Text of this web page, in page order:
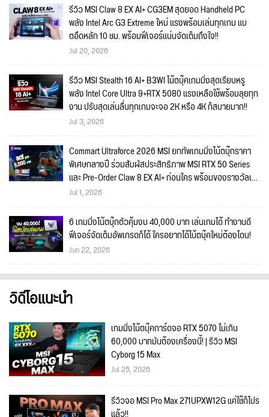
รีวิว MSI Claw 8 EX AI+ CG3EM สุดยอด Handheld PC
พลัง Intel Arc G3 Extreme ใหม่ แรงพร้อมเล่นทุกเกม แบ
ตอึดหลัก 10 ชม. พร้อมฟีเจอร์แน่นจัดเต็มถึงใจ!!
Jul 20, 2026
รีวิว MSI Stealth 16 AI+ B3WI โน้ตบุ๊คเกมมิ่งสุดเรียบหรู
พลัง Intel Core Ultra 9+RTX 5080 แรงเหลือใช้พร้อมลุยทุก
งาน ปรับสุดเล่นลื่นทุกเกมจะจอ 2K หรือ 4K ก็สบายมาก!!
Jul 3, 2026
Commart Ultraforce 2026 MSI ยกทัพเกมมิ่งโน้ตบุ๊กราคา
พิเศษกลางปี ร่วมสัมผัสประสิทธิภาพ MSI RTX 50 Series
และ Pre-Order Claw 8 EX AI+ ก่อนใคร พร้อมของรางวัลเข้า
ร่วมกิจกรรมในงาน!
Jul 1, 2026
6 เกมมิ่งโน้ตบุ๊กตัวคุ้มงบ 40,000 บาท เล่นเกมได้ ทำงานดี
ฟีเจอร์จัดเต็มอัพเกรดก็ได้ ใครอยากได้โน้ตบุ๊คใหม่ต้องโดน!
Jun 22, 2026
วิดีโอแนะนำ
เกมมิ่งโน้ตบุ๊คการ์ดจอ RTX 5070 ไม่เกิน
60,000 บาทมันต้องเครื่องนี้! | รีวิว MSI
Cyborg 15 Max
Jul 25, 2026
รีวิวจอ MSI Pro Max 271UPXW12G แค่ใช้ก็โปร